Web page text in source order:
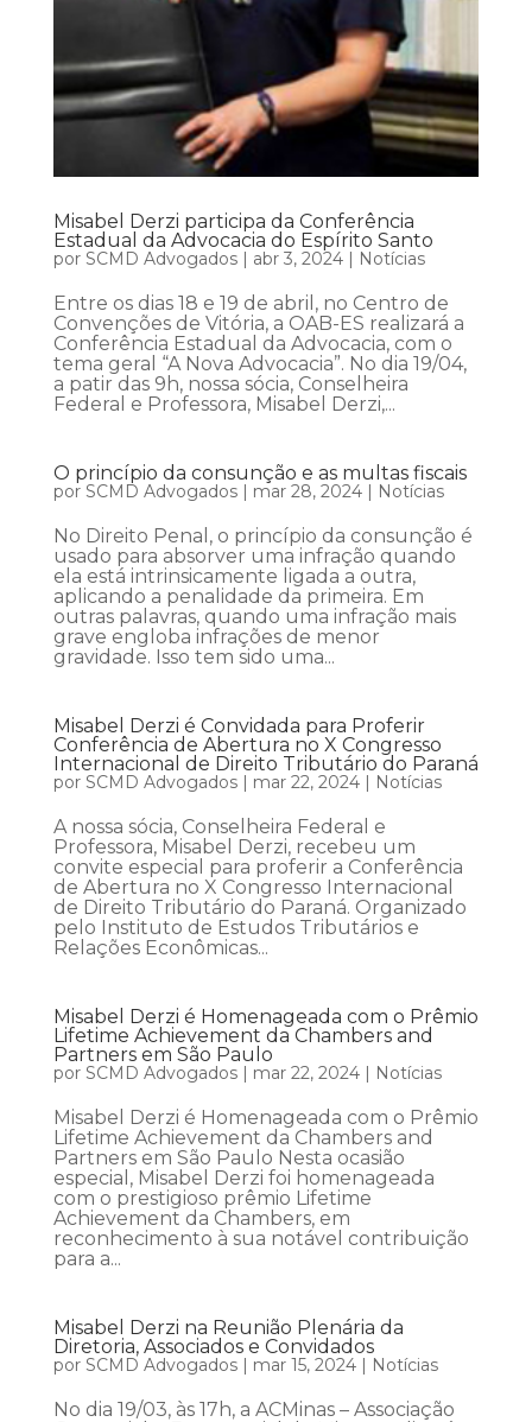
Misabel Derzi participa da Conferência
Estadual da Advocacia do Espírito Santo
por SCMD Advogados| abr 3, 2024| Notícias
Entre os dias 18 e 19 de abril, no Centro de
Convenções de Vitória, a OAB-ES realizará a
Conferência Estadual da Advocacia, com o
tema geral “A Nova Advocacia”. No dia 19/04,
a patir das 9h, nossa sócia, Conselheira
Federal e Professora, Misabel Derzi,...
O princípio da consunção e as multas fiscais
por SCMD Advogados| mar 28, 2024| Notícias
No Direito Penal, o princípio da consunção é
usado para absorver uma infração quando
ela está intrinsicamente ligada a outra,
aplicando a penalidade da primeira. Em
outras palavras, quando uma infração mais
grave engloba infrações de menor
gravidade. Isso tem sido uma...
Misabel Derzi é Convidada para Proferir
Conferência de Abertura no X Congresso
Internacional de Direito Tributário do Paraná
por SCMD Advogados| mar 22, 2024| Notícias
A nossa sócia, Conselheira Federal e
Professora, Misabel Derzi, recebeu um
convite especial para proferir a Conferência
de Abertura no X Congresso Internacional
de Direito Tributário do Paraná. Organizado
pelo Instituto de Estudos Tributários e
Relações Econômicas...
Misabel Derzi é Homenageada com o Prêmio
Lifetime Achievement da Chambers and
Partners em São Paulo
por SCMD Advogados| mar 22, 2024| Notícias
Misabel Derzi é Homenageada com o Prêmio
Lifetime Achievement da Chambers and
Partners em São Paulo Nesta ocasião
especial, Misabel Derzi foi homenageada
com o prestigioso prêmio Lifetime
Achievement da Chambers, em
reconhecimento à sua notável contribuição
para a...
Misabel Derzi na Reunião Plenária da
Diretoria, Associados e Convidados
por SCMD Advogados| mar 15, 2024| Notícias
No dia 19/03, às 17h, a ACMinas – Associação